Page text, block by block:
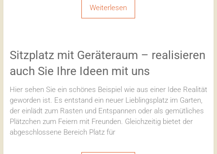
Weiterlesen
Sitzplatz mit Geräteraum – realisieren
auch Sie Ihre Ideen mit uns
Hier sehen Sie ein schönes Beispiel wie aus einer Idee Realität
geworden ist. Es entstand ein neuer Lieblingsplatz im Garten,
der einlädt zum Rasten und Entspannen oder als gemütliches
Plätzchen zum Feiern mit Freunden. Gleichzeitig bietet der
abgeschlossene Bereich Platz für